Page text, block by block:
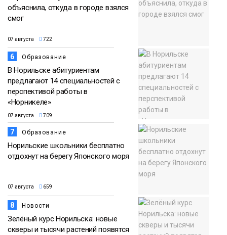
объяснила, откуда в городе взялся
смог
07 августа 722
6 Образование
В Норильске абитуриентам
предлагают 14 специальностей с
перспективой работы в
«Норникеле»
07 августа 709
7 Образование
Норильские школьники бесплатно
отдохнут на берегу Японского моря
07 августа 659
8 Новости
Зелёный курс Норильска: новые
скверы и тысячи растений появятся